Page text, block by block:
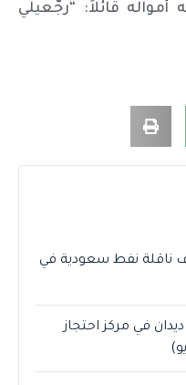
قائلاً: “رجّعيلي
ناقلة نفط سعودية في
في مركز احتجاز